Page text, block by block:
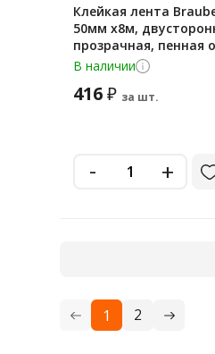
Клейкая лента
50мм х8м,
прозрачная, пенная
В наличии
416₽ за шт.
- +
1 2